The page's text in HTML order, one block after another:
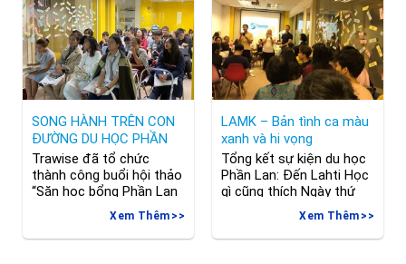
SONG HÀNH TRÊN CON
ĐƯỜNG DU HỌC PHẦN
LAN
Trawise đã tổ chức
thành công buổi hội thảo
“Săn học bổng Phần Lan
cùng Trawise với trường
đại học KHƯD TAMK, đại
học KHƯD HAMK và đại
Xem Thêm
LAMK – Bản tình ca màu
xanh và hi vọng
Tổng kết sự kiện du học
Phần Lan: Đến Lahti Học
gì cũng thích Ngày thứ
Bảy đó tiết trời đột nhiên
hơi oi bức, không khí
nóng lên khiến căn phòng
Xem Thêm